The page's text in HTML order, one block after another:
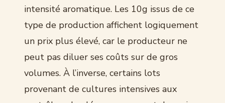
intensité aromatique. Les 10g issus de ce
type de production affichent logiquement
un prix plus élevé, car le producteur ne
peut pas diluer ses coûts sur de gros
volumes. À l’inverse, certains lots
provenant de cultures intensives aux